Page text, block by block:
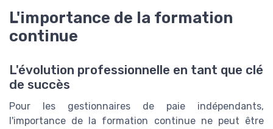
L'importance de la formation
continue
L'évolution professionnelle en tant que clé
de succès
Pour les gestionnaires de paie indépendants,
l'importance de la formation continue ne peut être